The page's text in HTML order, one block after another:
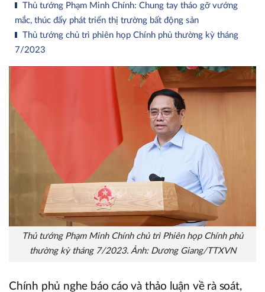
Thủ tướng Phạm Minh Chính: Chung tay tháo gỡ vướng
mắc, thúc đẩy phát triển thị trường bất động sản
Thủ tướng chủ trì phiên họp Chính phủ thường kỳ tháng
7/2023
Thủ tướng Phạm Minh Chính chủ trì Phiên họp Chính phủ
thường kỳ tháng 7/2023. Ảnh: Dương Giang/TTXVN
Chính phủ nghe báo cáo và thảo luận về rà soát,